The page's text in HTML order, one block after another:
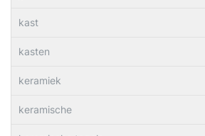
kast
kasten
keramiek
keramische